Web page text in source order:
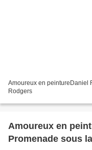
Amoureux en peintureDaniel
Rodgers
Amoureux en
Promenade sous